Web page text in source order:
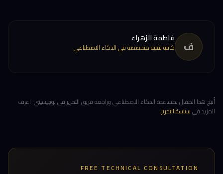
ف فاطمة الزهراء
كاتبة تقنية متخصصة في الذكاء الاصطناعي
أُنتِج هذا المقال بمساعدة الذكاء الاصطناعي وراجعه فريق التحرير في لوجيسيتي. اعرف
المزيد فيسياسة التحرير.
FREE TECHNICAL CONSULTATION